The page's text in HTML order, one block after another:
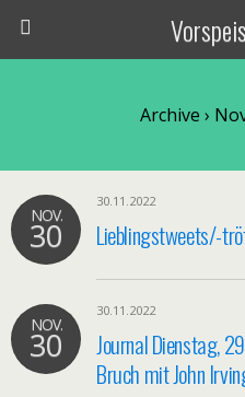
Archive ›
NOV.
30
30.11.2022
Lieblingstweets/-
NOV.
30
30.11.2022
Journal Dienstag,
Bruch mit John